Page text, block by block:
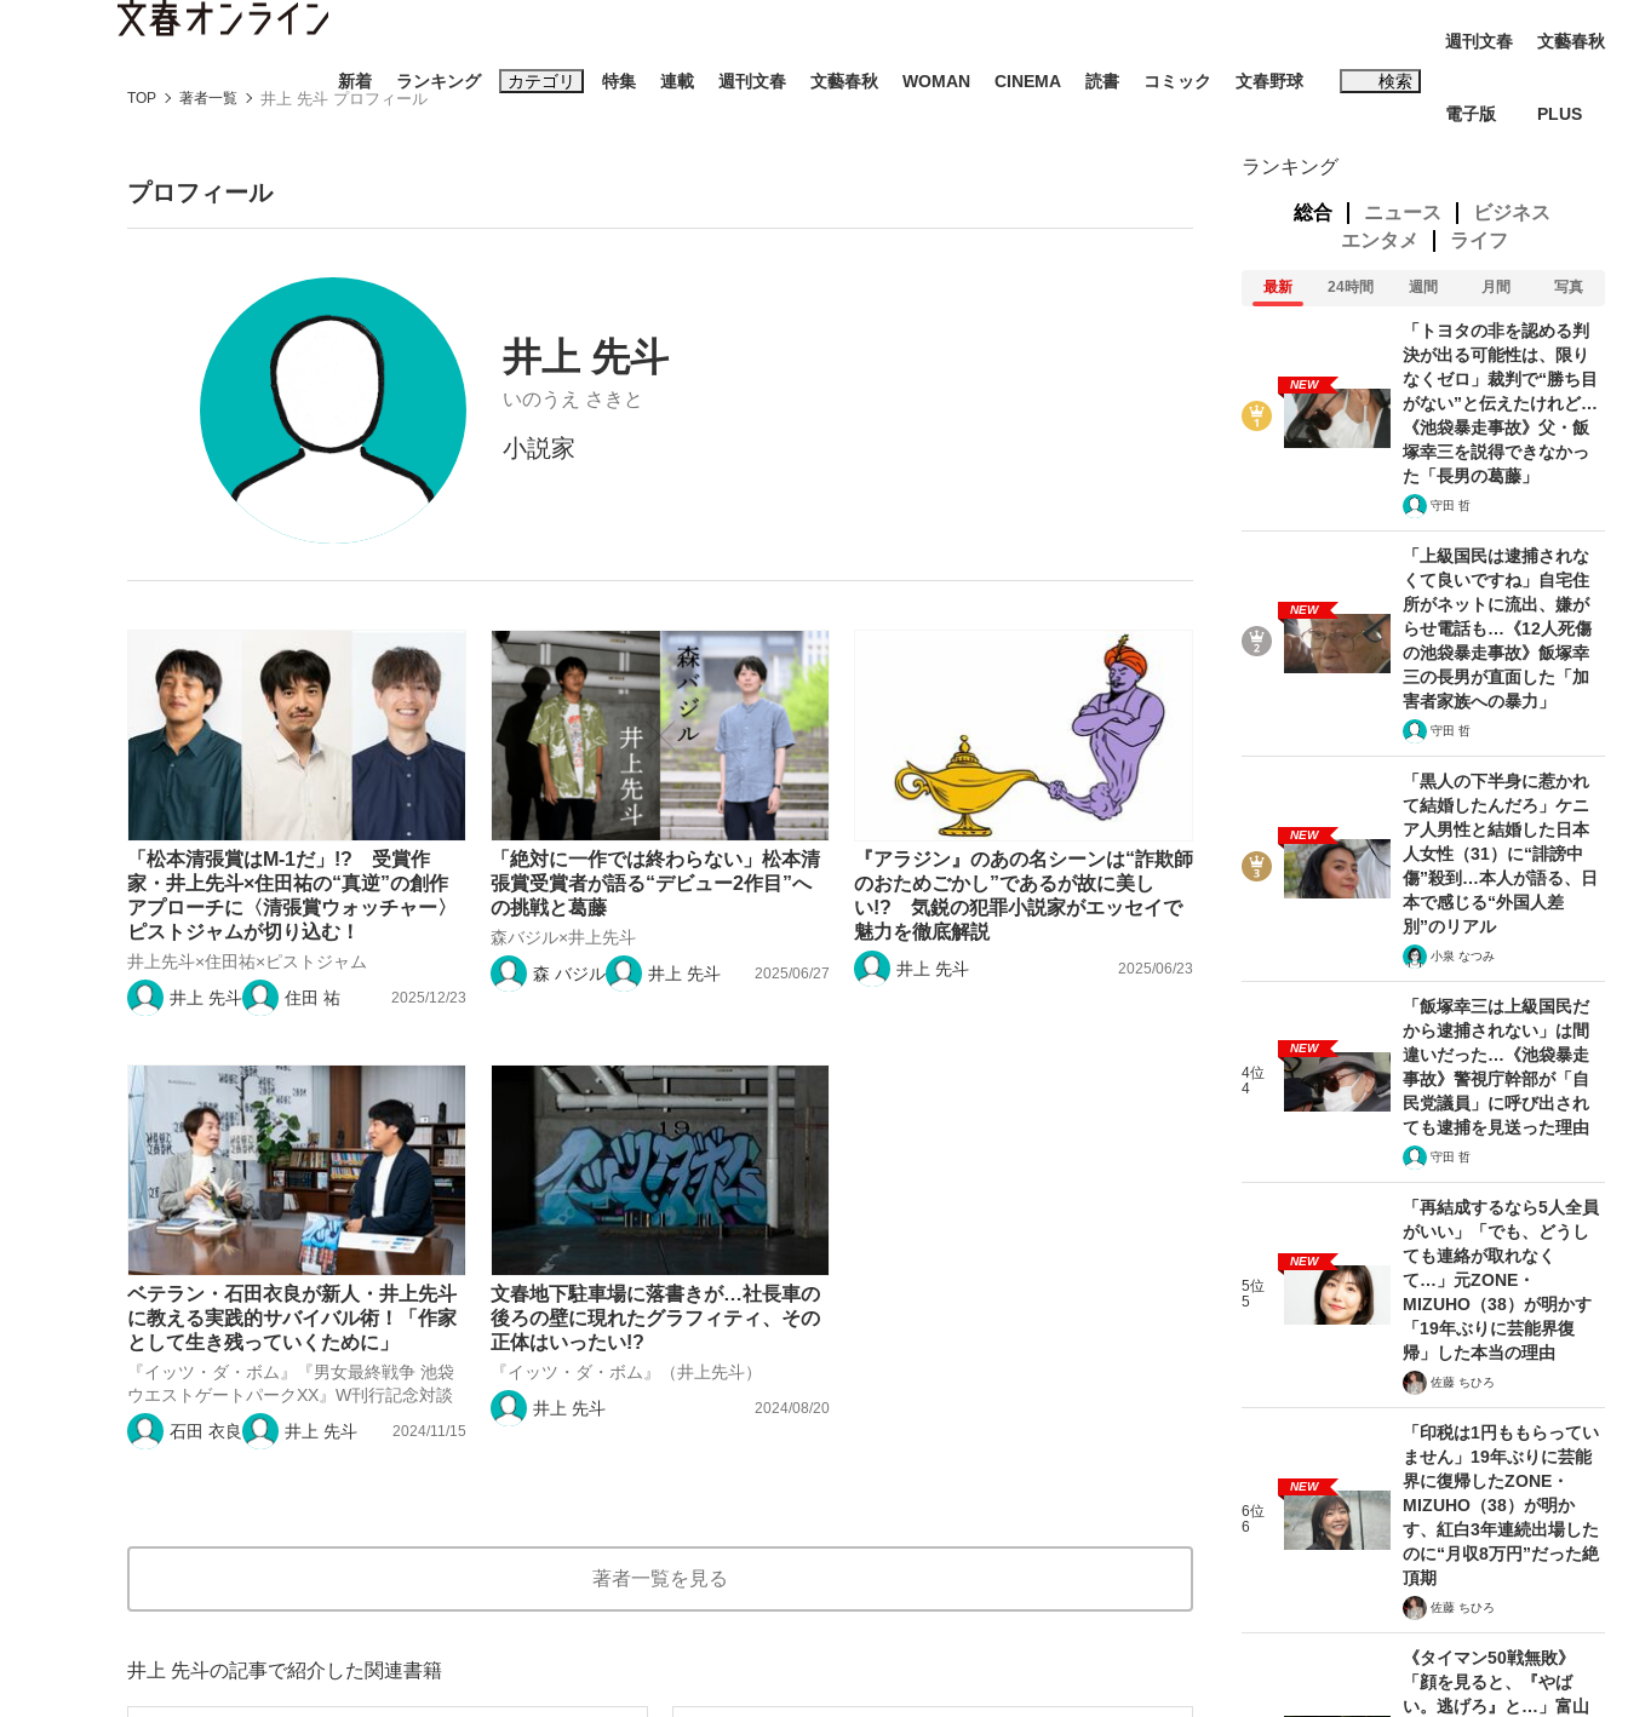
新着 ランキング カテゴリ
《BTS厳戒トーキョー滞在記》RM→渋谷で飲み会、JIN→伊豆の... 「90%は失敗する。でも…」本田圭佑が初めて明かした日本代表監督に...
「最悪の空気のまま解散」WBC日本代表“敗戦”の真実 選手が明かす... 「敗因分析は一切聞かれなかった」侍ジャパン選手が証言した“NPB聞...
もっと見る
特集
終戦から81年
私のあのとき、私のいま
観る将棋、読む将棋
もっと見る
連載 週刊文春 文藝春秋 WOMAN CINEMA 読書 コミック 文春野球 検索
おすすめのキーワードタグ一覧
#玉木雄一郎
#亀和田武
週刊文春
電子版
文藝春秋
PLUS
TOP 著者一覧 井上 先斗 プロフィール
プロフィール
井上 先斗
いのうえ さきと
小説家
「松本清張賞はM-1だ」!? 受賞作
家・井上先斗×住田祐の“真逆”の創作
アプローチに〈清張賞ウォッチャー〉
ピストジャムが切り込む！
井上先斗×住田祐×ピストジャム
井上 先斗
住田 祐 2025/12/23
「絶対に一作では終わらない」松本清
張賞受賞者が語る“デビュー2作目”へ
の挑戦と葛藤
森バジル×井上先斗
森 バジル
井上 先斗 2025/06/27
『アラジン』のあの名シーンは“詐欺師
のおためごかし”であるが故に美し
い!? 気鋭の犯罪小説家がエッセイで
魅力を徹底解説
井上 先斗 2025/06/23
ベテラン・石田衣良が新人・井上先斗
に教える実践的サバイバル術！「作家
として生き残っていくために」
『イッツ・ダ・ボム』『男女最終戦争 池袋
ウエストゲートパークXX』W刊行記念対談
石田 衣良
井上 先斗 2024/11/15
文春地下駐車場に落書きが…社長車の
後ろの壁に現れたグラフィティ、その
正体はいったい!?
『イッツ・ダ・ボム』（井上先斗）
井上 先斗
2024/08/20
著者一覧を見る
井上 先斗の記事で紹介した関連書籍
ランキング
総合 ニュース
ビジネス
エンタメ
ライフ
最新 24時間 週間 月間 写真
NEW
「トヨタの非を認める判
決が出る可能性は、限り
なくゼロ」裁判で“勝ち目
がない”と伝えたけれど…
《池袋暴走事故》父・飯
塚幸三を説得できなかっ
た「長男の葛藤」
守田 哲
NEW
「上級国民は逮捕されな
くて良いですね」自宅住
所がネットに流出、嫌が
らせ電話も…《12人死傷
の池袋暴走事故》飯塚幸
三の長男が直面した「加
害者家族への暴力」
守田 哲
NEW
「黒人の下半身に惹かれ
て結婚したんだろ」ケニ
ア人男性と結婚した日本
人女性（31）に“誹謗中
傷”殺到…本人が語る、日
本で感じる“外国人差
別”のリアル
小泉 なつみ
4位
4
NEW
「飯塚幸三は上級国民だ
から逮捕されない」は間
違いだった…《池袋暴走
事故》警視庁幹部が「自
民党議員」に呼び出され
ても逮捕を見送った理由
守田 哲
5位
5
NEW
「再結成するなら5人全員
がいい」「でも、どうし
ても連絡が取れなく
て…」元ZONE・
MIZUHO（38）が明かす
「19年ぶりに芸能界復
帰」した本当の理由
佐藤 ちひろ
6位
6
NEW
「印税は1円ももらってい
ません」19年ぶりに芸能
界に復帰したZONE・
MIZUHO（38）が明か
す、紅白3年連続出場した
のに“月収8万円”だった絶
頂期
佐藤 ちひろ
《タイマン50戦無敗》
「顔を見ると、『やば
い。逃げろ』と…」富山